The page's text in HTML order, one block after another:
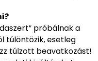
próbálnak a
túlöntözik, esetleg
túlzott beavatkozást!